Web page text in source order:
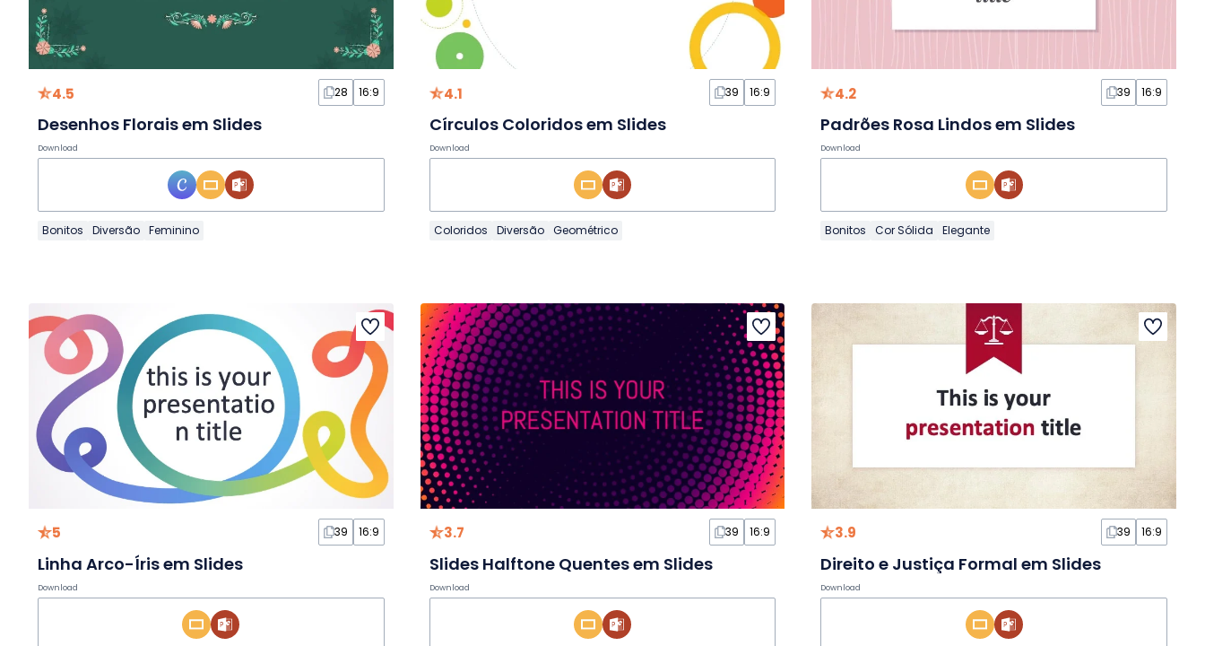
4.5 28 16:9
Desenhos Florais em Slides
Download
Bonitos Diversão Feminino
4.1 39 16:9
Círculos Coloridos em Slides
Download
Coloridos Diversão Geométrico
4.2 39 16:9
Padrões Rosa Lindos em Slides
Download
Bonitos Cor Sólida Elegante
5 39 16:9
Linha Arco-Íris em Slides
Download
3.7 39 16:9
Slides Halftone Quentes em Slides
Download
3.9 39 16:9
Direito e Justiça Formal em Slides
Download